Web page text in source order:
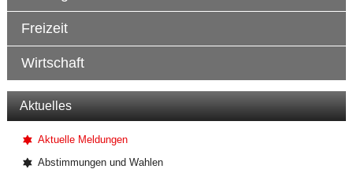
Freizeit
Wirtschaft
Navigation
Aktuelles
Aktuelle Meldungen
Abstimmungen und Wahlen